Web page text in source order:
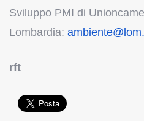
Sviluppo PMI di
Lombardia:
rft